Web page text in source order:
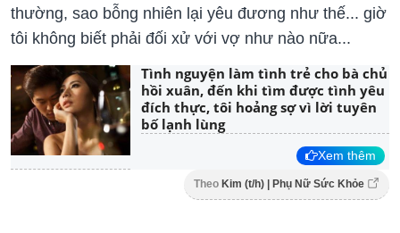
thường, sao bỗng nhiên lại yêu đương như thế... giờ
tôi không biết phải đối xử với vợ như nào nữa...
Tình nguyện làm tình trẻ cho bà chủ
hồi xuân, đến khi tìm được tình yêu
đích thực, tôi hoảng sợ vì lời tuyên
bố lạnh lùng
Xem thêm
Theo Kim (t/h) | Phụ Nữ Sức Khỏe